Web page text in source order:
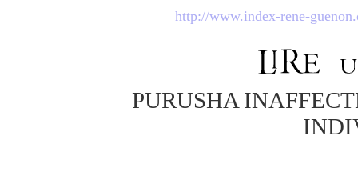
http://www.index-rene-
PURUSHA